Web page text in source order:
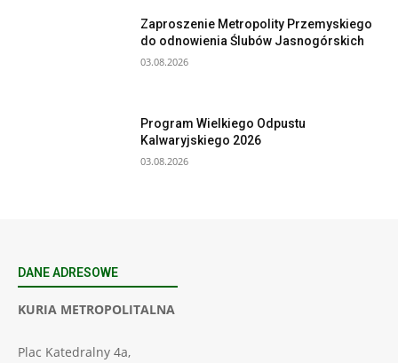
Zaproszenie Metropolity Przemyskiego
do odnowienia Ślubów Jasnogórskich
03.08.2026
Program Wielkiego Odpustu
Kalwaryjskiego 2026
03.08.2026
DANE ADRESOWE
KURIA METROPOLITALNA
Plac Katedralny 4a,